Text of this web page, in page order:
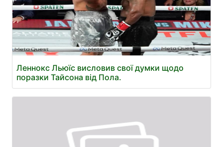
Леннокс Льюїс висловив свої думки щодо
поразки Тайсона від Пола.